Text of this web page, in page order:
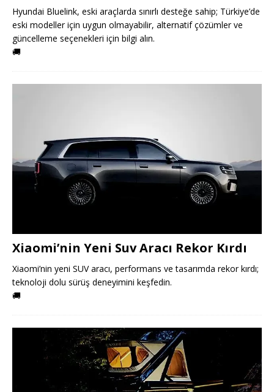
Hyundai Bluelink, eski araçlarda sınırlı desteğe sahip; Türkiye’de
eski modeller için uygun olmayabilir, alternatif çözümler ve
güncelleme seçenekleri için bilgi alın.
🚚
Xiaomi’nin Yeni Suv Aracı Rekor Kırdı
Xiaomi’nin yeni SUV aracı, performans ve tasarımda rekor kırdı;
teknoloji dolu sürüş deneyimini keşfedin.
🚚